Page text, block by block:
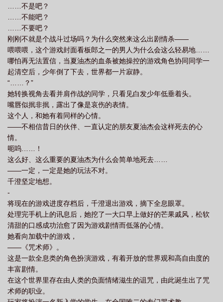
……不是吧？
……不能吧？
……不要吧？
刚刚不就是个战斗过场吗？为什么突然来这么出剧情杀——
喂喂喂，这个游戏封面看板郎之一的男人为什么会这么轻易地……
哪怕再无法置信，当夏油杰的血条被她操控的游戏角色协同同学一
起清空后，少年倒了下去，世界都一片寂静。
“……？”
她转换视角去看并肩作战的同学，只看见白发少年低垂着头。
嘴唇似抿非抿，露出了像是哀伤的表情。
这个人，和她有着同样的心情。
——不相信昔日的伙伴、一直认定的朋友夏油杰会这样死去的心
情。
呃呜……！
这么好、这么重要的夏油杰为什么会简单地死去……
——一定，一定是她的玩法不对。
千澄坚定地想。
-
将现在的游戏进度存档后，千澄退出游戏，摘下全息眼罩。
处理完手机上的讯息后，她挖了一大口早上做好的芒果戚风，松软
清甜的口感成功治愈了因为游戏剧情而低落的心情。
她看向加载中的游戏，
——《咒术师》。
这是一款全息类的角色扮演游戏，有着开放的世界观和高自由度的
丰富剧情。
在这个世界里存在由人类的负面情绪滋生的诅咒，由此诞生出了咒
术师的职业。